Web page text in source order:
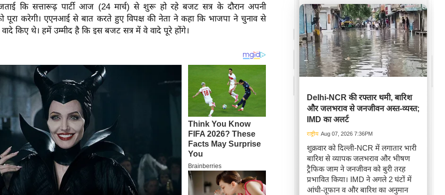
जताई कि सत्तारूढ़ पार्टी आज (24 मार्च) से शुरू हो रहे बजट सत्र के दौरान अपनी
पूरा करेगी। एएनआई से बात करते हुए विपक्ष की नेता ने कहा कि भाजपा ने चुनाव से
किए थे। हमें उम्मीद है कि इस बजट सत्र में वे वादे पूरे होंगे।
Delhi-NCR की रफ्तार थमी, बारिश
और जलभराव से जनजीवन अस्त-व्यस्त;
IMD का अलर्ट
राष्ट्रीय Aug 07, 2026 7:36PM
शुक्रवार को दिल्ली-NCR में लगातार भारी
बारिश से व्यापक जलभराव और भीषण
ट्रैफिक जाम ने जनजीवन को बुरी तरह
प्रभावित किया। IMD ने अगले 2 घंटों में
आंधी-तूफान व और बारिश का अनुमान